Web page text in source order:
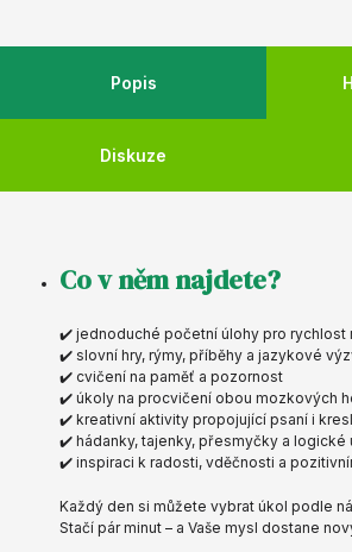
Popis
Diskuze
Co v něm najdete?
✔️ jednoduché početní úlohy pro rychlost
✔️ slovní hry, rýmy, příběhy a jazykové
✔️ cvičení na paměť a pozornost
✔️ úkoly na procvičení obou mozkových
✔️ kreativní aktivity propojující psaní i
✔️ hádanky, tajenky, přesmyčky a logické
✔️ inspiraci k radosti, vděčnosti a
Každý den si můžete vybrat úkol podle
Stačí pár minut – a Vaše mysl dostane